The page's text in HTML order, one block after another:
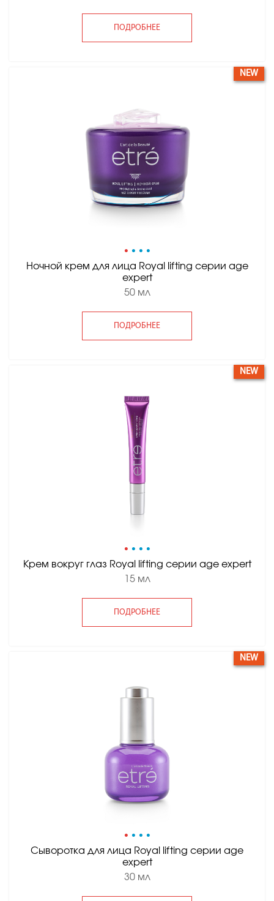
ПОДРОБНЕЕ
• • • •
Ночной крем для лица Royal lifting серии age
expert
50 мл
ПОДРОБНЕЕ
NEW
• • • •
Крем вокруг глаз Royal lifting серии age expert
15 мл
ПОДРОБНЕЕ
NEW
• • • •
Сыворотка для лица Royal lifting серии age
expert
30 мл
NEW